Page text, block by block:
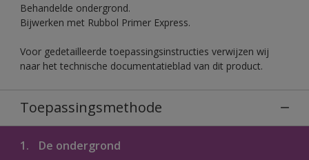
Behandelde ondergrond.
Bijwerken met Rubbol Primer Express.
Voor gedetailleerde toepassingsinstructies verwijzen wij
naar het technische documentatieblad van dit product.
Toepassingsmethode
1. De ondergrond